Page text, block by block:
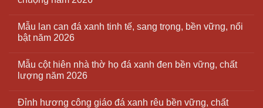
Mẫu lan can đá xanh tinh tế, sang trọng, bền vững, nổi
bật năm 2026
Mẫu cột hiên nhà thờ họ đá xanh đen bền vững, chất
lượng năm 2026
Đỉnh hương công giáo đá xanh rêu bền vững, chất